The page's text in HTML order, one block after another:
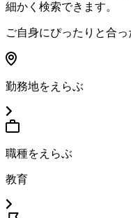
細かく検索できます。
ご自身にぴったりと合っ
勤務地をえらぶ
職種をえらぶ
教育